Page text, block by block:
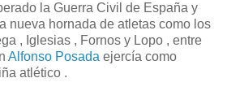
la Guerra Civil de España y
nueva hornada de atletas como los
, Iglesias , Fornos y Lopo , entre
Alfonso Posada ejercía como
atlético .